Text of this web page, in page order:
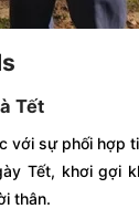
Tết
với sự phối hợp
Tết, khơi gợi
thân.